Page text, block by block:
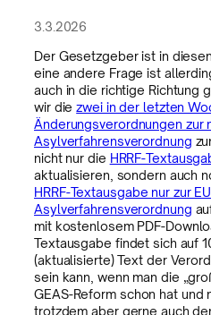
3.3.2026
Der Gesetzgeber ist in
eine andere Frage ist
auch in die richtige Richtung
wir diezwei in der letzten
Änderungsverordnungen zur
Asylverfahrensverordnung
nicht nur die HRRF-
aktualisieren, sondern auch
HRRF-Textausgabe nur zur
Asylverfahrensverordnung
mit kostenlosem PDF-
Textausgabe findet sich auf
(aktualisierte) Text der
sein kann, wenn man die
GEAS-Reform schon hat und
trotzdem aber gerne auch